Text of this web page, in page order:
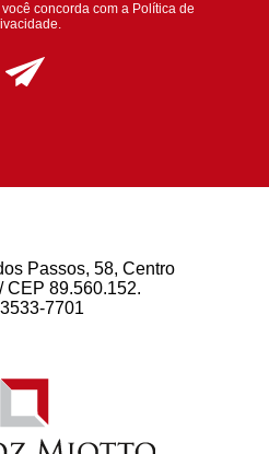
concorda com a Política de
.
Passos, 58, Centro
CEP 89.560.152.
7701